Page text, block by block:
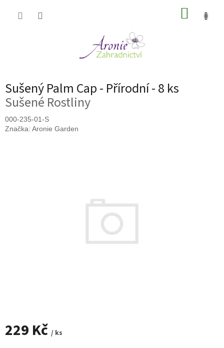
Sušený Palm Cap - Přírodní - 8 ks
Sušené Rostliny
000-235-01-S
Značka: Aronie Garden
229 Kč / ks